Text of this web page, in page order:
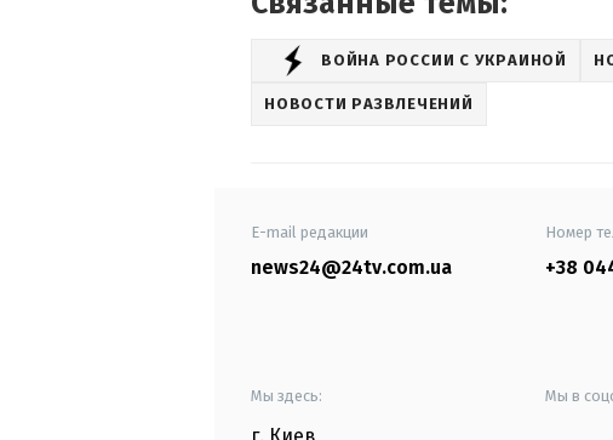
ВОЙНА РОССИИ С УКРАИНОЙ
НОВОСТИ РАЗВЛЕЧЕНИЙ
E-mail редакции
news24@24tv.com.ua
Номер
+38
Мы здесь:
г. Киев
Мы в